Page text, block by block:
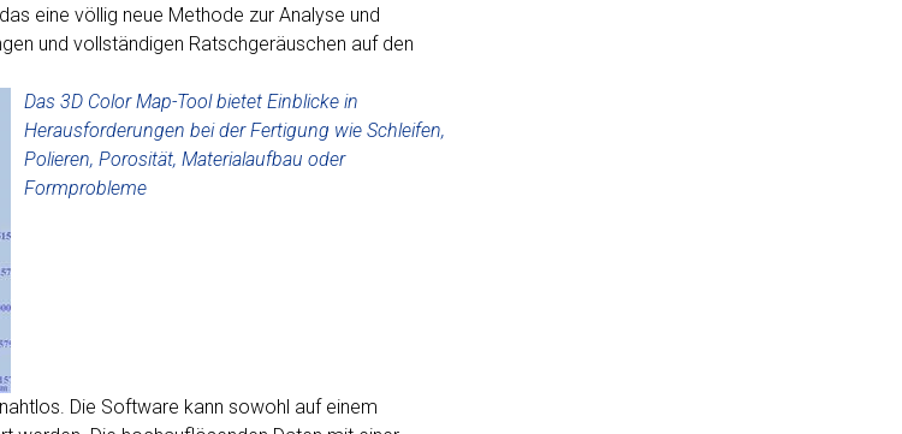
eine völlig neue Methode zur Analyse und
und vollständigen Ratschgeräuschen auf den
Das 3D Color Map-Tool bietet Einblicke in
Herausforderungen bei der Fertigung wie Schleifen,
Polieren, Porosität, Materialaufbau oder
Formprobleme
Die Software kann sowohl auf einem